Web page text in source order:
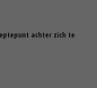
achter zich te